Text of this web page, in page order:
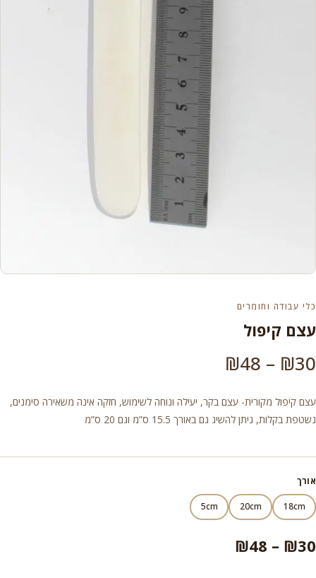
כלי עבודה וחומרים
עצם קיפול
₪30
–
₪48
מחירים:
עד
עצם קיפול מקורית- עצם בקר, יעילה ונוחה לשימוש, חזקה אינה משאירה סימנים,
נשטפת בקלות, ניתן להשיג גם באורך 15.5 ס”מ וגם 20 ס”מ
אורך
18cm
20cm
5cm
₪30
–
₪48